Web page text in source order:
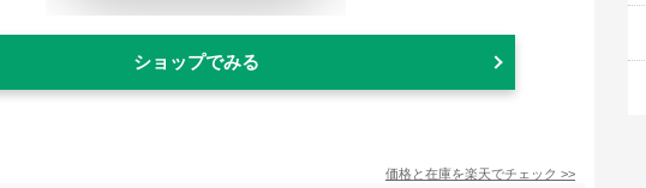
ショップでみる
価格と在庫を楽天でチェック >>